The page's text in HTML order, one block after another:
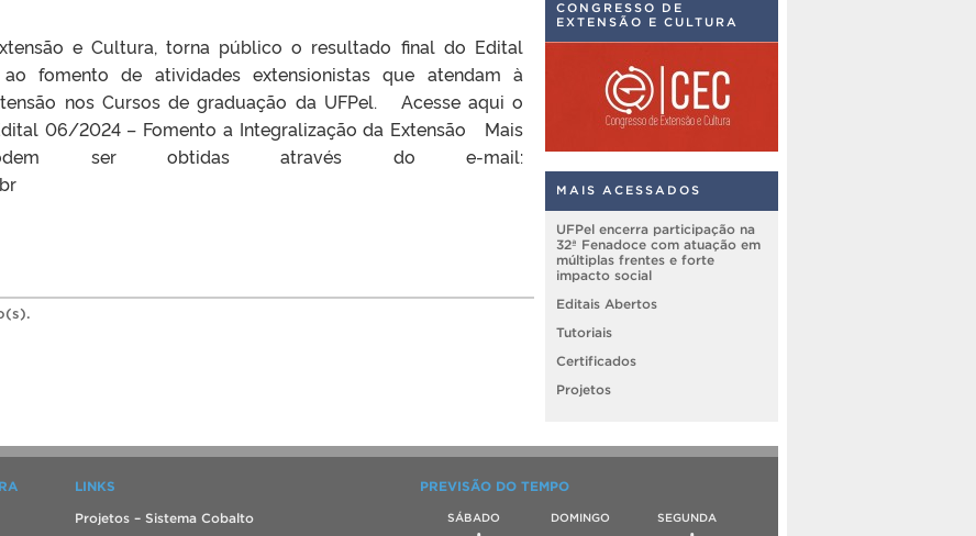
e Cultura, torna público o resultado final do Edital
fomento de atividades extensionistas que atendam à
nos Cursos de graduação da UFPel. Acesse aqui o
06/2024 – Fomento a Integralização da Extensão Mais
ser obtidas através do e-mail:
CONGRESSO DE
EXTENSÃO E CULTURA
MAIS ACESSADOS
UFPel encerra participação na
32ª Fenadoce com atuação em
múltiplas frentes e forte
impacto social
Editais Abertos
Tutoriais
Certificados
Projetos
LINKS
Projetos – Sistema Cobalto
PREVISÃO DO TEMPO
SÁBADO DOMINGO SEGUNDA